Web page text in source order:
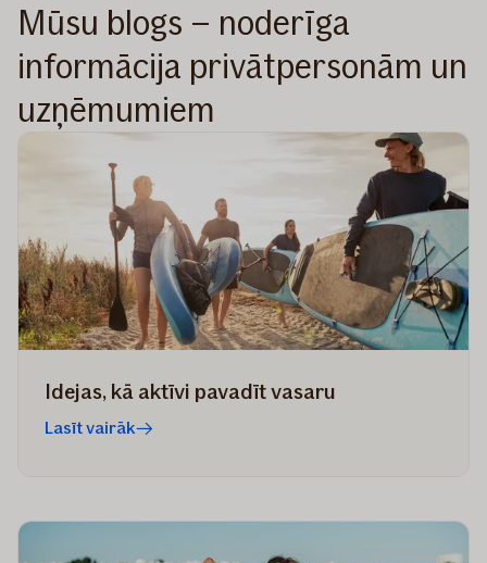
Mūsu blogs – noderīga
informācija privātpersonām un
uzņēmumiem
Idejas, kā aktīvi pavadīt vasaru
Lasīt vairāk